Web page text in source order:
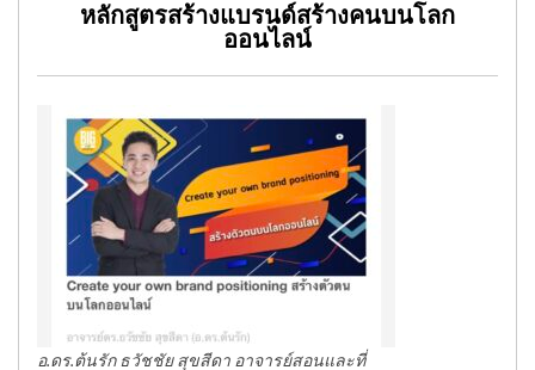
หลักสูตรสร้างแบรนด์สร้างคนบนโลก
ออนไลน์
อ.ดร.ต้นรัก ธวัชชัย สุขสีดา อาจารย์สอนและที่